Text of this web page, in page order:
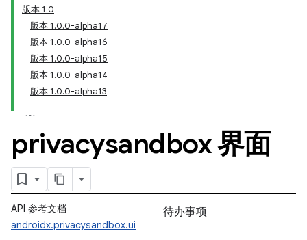
版本 1.0
版本 1.0.0-alpha17
版本 1.0.0-alpha16
版本 1.0.0-alpha15
版本 1.0.0-alpha14
版本 1.0.0-alpha13
privacysandbox 界面
API 参考文档
androidx.privacysandbox.ui
待办事项